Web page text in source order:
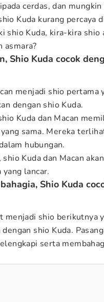
cerdas, dan
Kuda kurang percaya
Kuda, kira-kira shio
asmara?
Shio Kuda cocok
menjadi shio pertama
dengan shio Kuda.
Kuda dan Macan
sama. Mereka
hubungan.
Kuda dan Macan
lancar.
Shio Kuda
menjadi shio berikutnya
shio Kuda.
serta